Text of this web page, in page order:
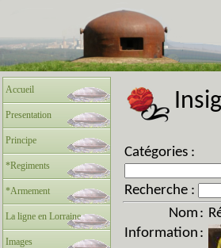
Accueil
Presentation
Principe
*Regiments
*Armement
La ligne en Lorraine
Images
Catégories :
Recherche :
Nom :
Information :